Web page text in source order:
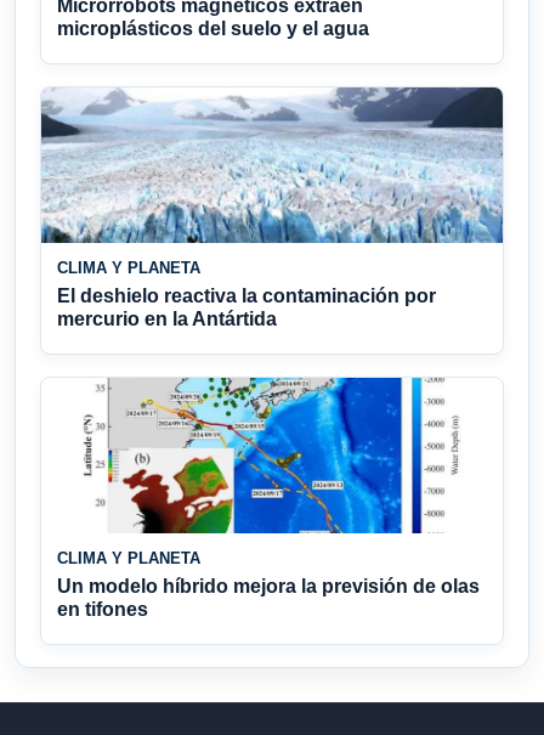
Microrrobots magnéticos extraen
microplásticos del suelo y el agua
CLIMA Y PLANETA
El deshielo reactiva la contaminación por
mercurio en la Antártida
CLIMA Y PLANETA
Un modelo híbrido mejora la previsión de olas
en tifones